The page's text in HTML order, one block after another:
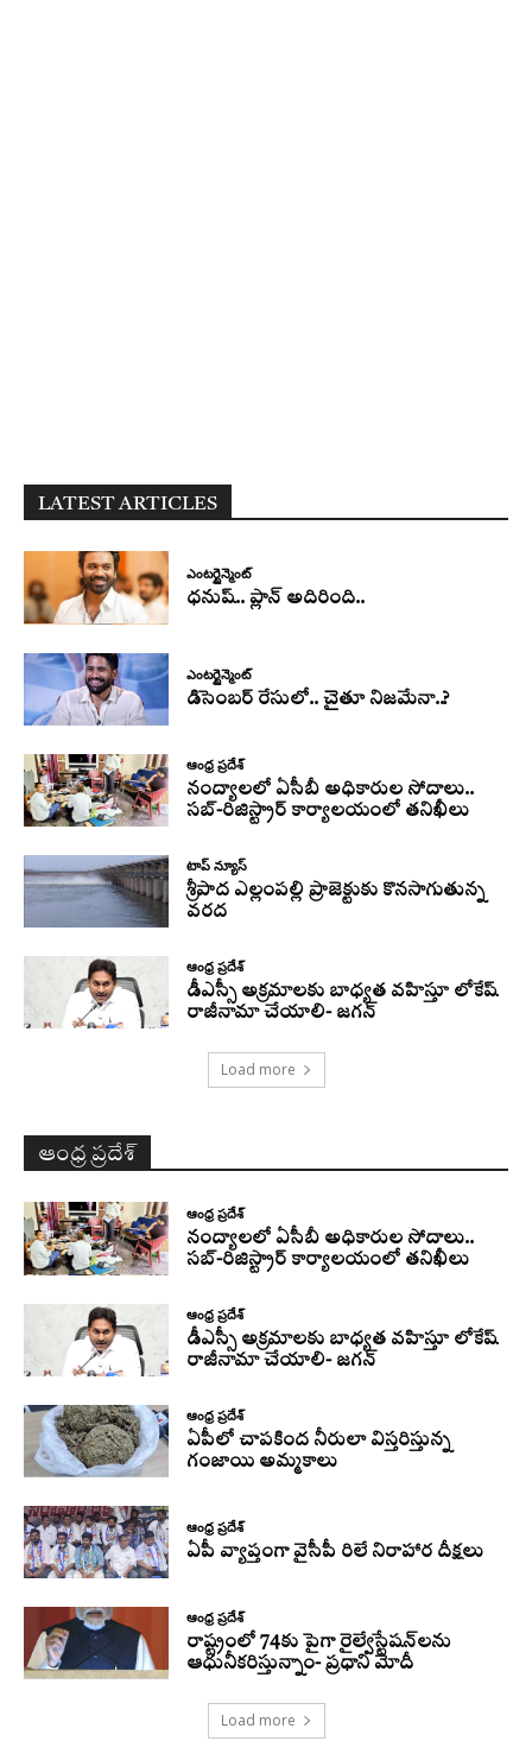
LATEST ARTICLES
ఎంటర్టైన్మెంట్
ధనుష్‌.. ప్లాన్ అదిరింది..
ఎంటర్టైన్మెంట్
డిసెంబర్ రేసులో.. చైతూ నిజమేనా..?
ఆంధ్ర ప్రదేశ్
నంద్యాలలో ఏసీబీ అధికారుల సోదాలు..
సబ్-రిజిస్ట్రార్ కార్యాలయంలో తనిఖీలు
టాప్ న్యూస్
శ్రీపాద ఎల్లంపల్లి ప్రాజెక్టుకు కొనసాగుతున్న
వరద
ఆంధ్ర ప్రదేశ్
డీఎస్సీ అక్రమాలకు బాధ్యత వహిస్తూ లోకేష్‌
రాజీనామా చేయాలి- జగన్
Load more
ఆంధ్ర ప్రదేశ్
ఆంధ్ర ప్రదేశ్
నంద్యాలలో ఏసీబీ అధికారుల సోదాలు..
సబ్-రిజిస్ట్రార్ కార్యాలయంలో తనిఖీలు
ఆంధ్ర ప్రదేశ్
డీఎస్సీ అక్రమాలకు బాధ్యత వహిస్తూ లోకేష్‌
రాజీనామా చేయాలి- జగన్
ఆంధ్ర ప్రదేశ్
ఏపీలో చాపకింద నీరులా విస్తరిస్తున్న
గంజాయి అమ్మకాలు
ఆంధ్ర ప్రదేశ్
ఏపీ వ్యాప్తంగా వైసీపీ రిలే నిరాహార దీక్షలు
ఆంధ్ర ప్రదేశ్
రాష్ట్రంలో 74కు పైగా రైల్వేస్టేషన్‌లను
ఆధునీకరిస్తున్నాం- ప్రధాని మోదీ
Load more